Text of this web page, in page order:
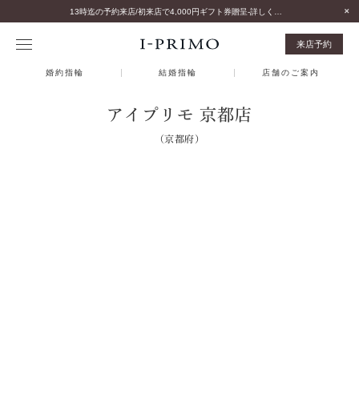
来店予約
婚約指輪 結婚指輪 店舗のご案内
アイプリモ 京都店
（京都府）